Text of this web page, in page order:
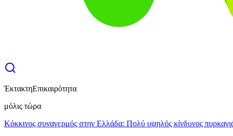
ΈκτακτηΕπικαιρότητα
μόλις τώρα
Κόκκινος συναγερμός στην Ελλάδα: Πολύ υψηλός κίνδυνος